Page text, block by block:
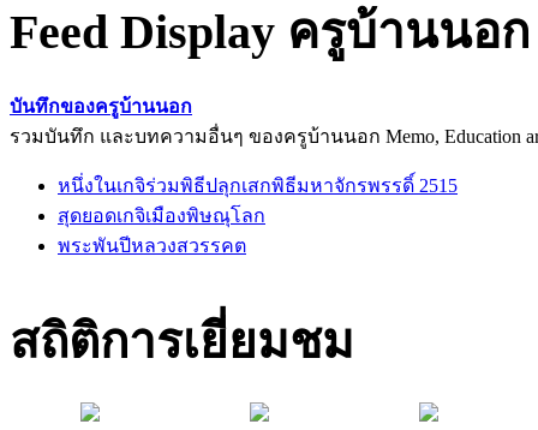
Feed Display ครูบ้านนอก
บันทึกของครูบ้านนอก
รวมบันทึก และบทความอื่นๆ ของครูบ้านนอก Memo, Education
หนึ่งในเกจิร่วมพิธีปลุกเสกพิธีมหาจักรพรรดิ์ 2515
สุดยอดเกจิเมืองพิษณุโลก
พระพันปีหลวงสวรรคต
สถิติการเยี่ยมชม